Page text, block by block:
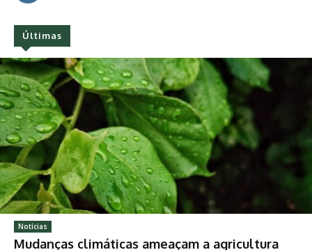
Últimas
Notícias
Mudanças climáticas ameaçam a agricultura